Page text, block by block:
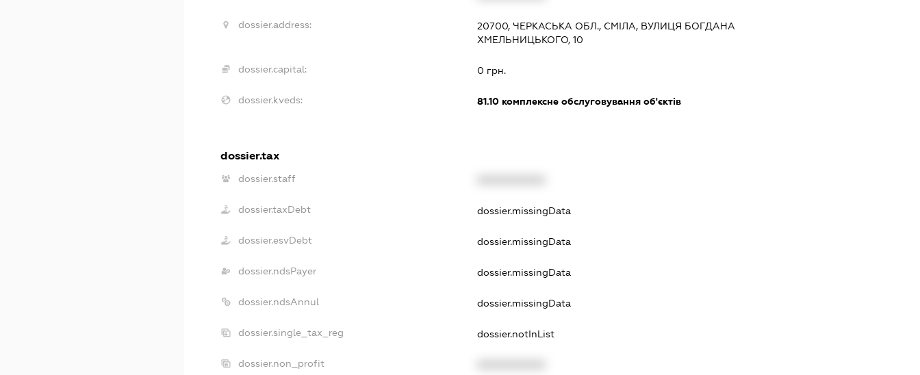
dossier.address:
20700, ЧЕРКАСЬКА ОБЛ., СМІЛА, ВУЛИЦЯ БОГДАНА
ХМЕЛЬНИЦЬКОГО, 10
dossier.capital: 0 грн.
dossier.kveds: 81.10 комплексне обслуговування об'єктів
dossier.tax
dossier.staff
dossier.taxDebt dossier.missingData
dossier.esvDebt dossier.missingData
dossier.ndsPayer dossier.missingData
dossier.ndsAnnul dossier.missingData
dossier.single_tax_reg dossier.notInList
dossier.non_profit